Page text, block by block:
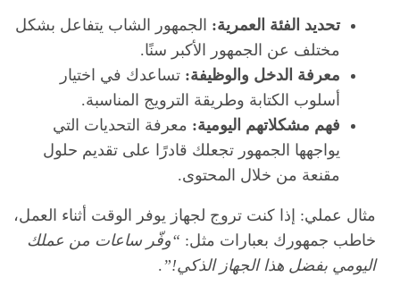
تحديد الفئة العمرية: الجمهور الشاب يتفاعل بشكل
مختلف عن الجمهور الأكبر سنًا.
معرفة الدخل والوظيفة: تساعدك في اختيار
أسلوب الكتابة وطريقة الترويج المناسبة.
فهم مشكلاتهم اليومية: معرفة التحديات التي
يواجهها الجمهور تجعلك قادرًا على تقديم حلول
مقنعة من خلال المحتوى.
مثال عملي: إذا كنت تروج لجهاز يوفر الوقت أثناء العمل،
خاطب جمهورك بعبارات مثل: “وفّر ساعات من عملك
اليومي بفضل هذا الجهاز الذكي!”.